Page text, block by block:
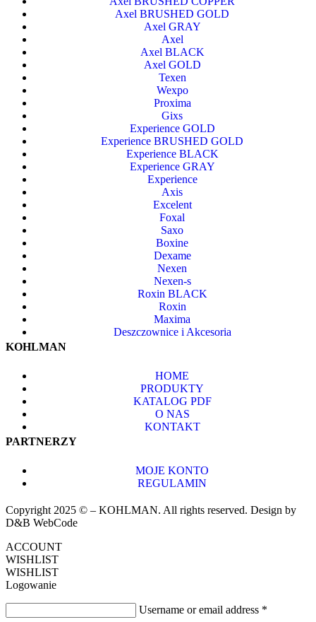
Axel BRUSHED GOLD
Axel GRAY
Axel
Axel BLACK
Axel GOLD
Texen
Wexpo
Proxima
Gixs
Experience GOLD
Experience BRUSHED GOLD
Experience BLACK
Experience GRAY
Experience
Axis
Excelent
Foxal
Saxo
Boxine
Dexame
Nexen
Nexen-s
Roxin BLACK
Roxin
Maxima
Deszczownice i Akcesoria
KOHLMAN
HOME
PRODUKTY
KATALOG PDF
O NAS
KONTAKT
PARTNERZY
MOJE KONTO
REGULAMIN
Copyright 2025 © – KOHLMAN. All rights reserved. Design by
D&B WebCode
ACCOUNT
WISHLIST
WISHLIST
Logowanie
Username or email address *